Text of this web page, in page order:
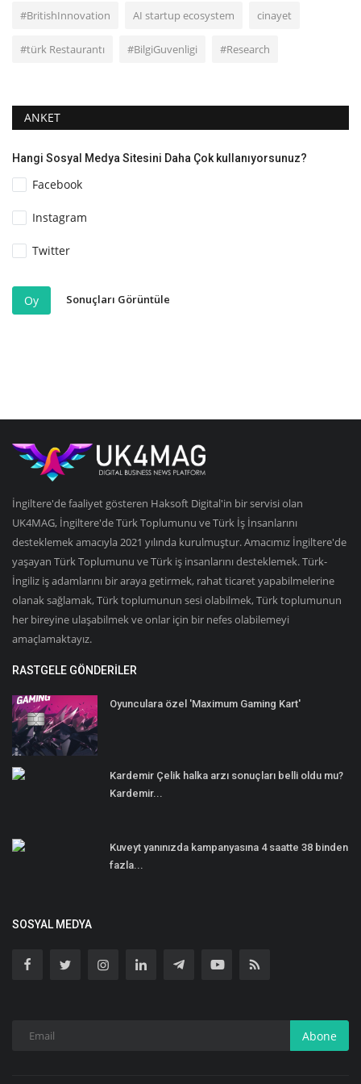
#BritishInnovation AI startup ecosystem cinayet
#türk Restaurantı #BilgiGuvenligi #Research
ANKET
Hangi Sosyal Medya Sitesini Daha Çok kullanıyorsunuz?
Facebook
Instagram
Twitter
Oy Sonuçları Görüntüle
İngiltere'de faaliyet gösteren Haksoft Digital'in bir servisi olan
UK4MAG, İngiltere'de Türk Toplumunu ve Türk İş İnsanlarını
desteklemek amacıyla 2021 yılında kurulmuştur. Amacımız İngiltere'de
yaşayan Türk Toplumunu ve Türk iş insanlarını desteklemek. Türk-
İngiliz iş adamlarını bir araya getirmek, rahat ticaret yapabilmelerine
olanak sağlamak, Türk toplumunun sesi olabilmek, Türk toplumunun
her bireyine ulaşabilmek ve onlar için bir nefes olabilemeyi
amaçlamaktayız.
RASTGELE GÖNDERILER
Oyunculara özel 'Maximum Gaming Kart'
Kardemir Çelik halka arzı sonuçları belli oldu mu?
Kardemir...
Kuveyt yanınızda kampanyasına 4 saatte 38 binden
fazla...
SOSYAL MEDYA
Abone